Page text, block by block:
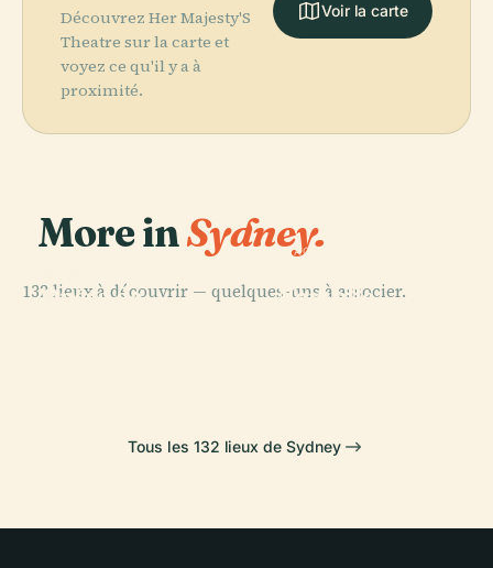
Découvrez Her Majesty'S
Theatre sur la carte et
voyez ce qu'il y a à
proximité.
Voir la carte
More inSydney.
132 lieux à découvrir — quelques-uns à associer.
Opéra de
PLACE
Nouvelle-
PLACE PLACE
Tous les 132 lieux de Sydney